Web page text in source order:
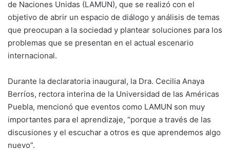
de Naciones Unidas (LAMUN), que se realizó con el
objetivo de abrir un espacio de diálogo y análisis de temas
que preocupan a la sociedad y plantear soluciones para los
problemas que se presentan en el actual escenario
internacional.
Durante la declaratoria inaugural, la Dra. Cecilia Anaya
Berríos, rectora interina de la Universidad de las Américas
Puebla, mencionó que eventos como LAMUN son muy
importantes para el aprendizaje, “porque a través de las
discusiones y el escuchar a otros es que aprendemos algo
nuevo”.